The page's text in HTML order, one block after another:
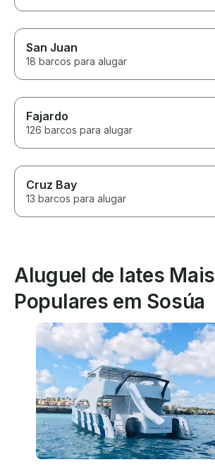
San Juan
18 barcos para alugar
Fajardo
126 barcos para alugar
Cruz Bay
13 barcos para alugar
Aluguel de Iates Mais
Populares em Sosúa